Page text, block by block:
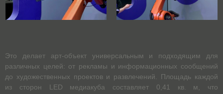
Это делает арт-объект универсальным и подходящим для
различных целей: от рекламы и информационных сообщений
до художественных проектов и развлечений. Площадь каждой
из сторон LED медиакуба составляет 0,41 кв. м, что